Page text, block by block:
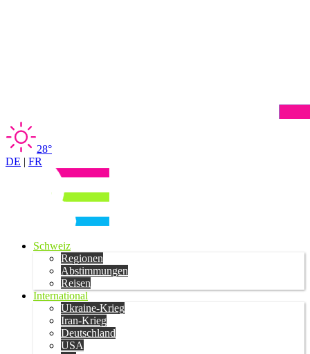
28°
DE | FR
Schweiz
Regionen
Abstimmungen
Reisen
International
Ukraine-Krieg
Iran-Krieg
Deutschland
USA